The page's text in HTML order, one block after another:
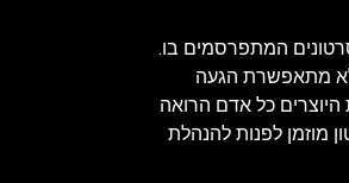
המתפרסמים בו.
מתאפשרת הגעה
לסעיף 27א' לחוק זכויות היוצרים כל אדם הרואה
מוזמן לפנות להנהלת